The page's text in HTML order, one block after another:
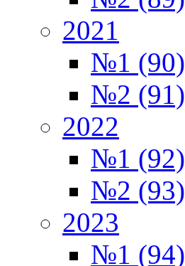
2021
№1 (90)
№2 (91)
2022
№1 (92)
№2 (93)
2023
№1 (94)